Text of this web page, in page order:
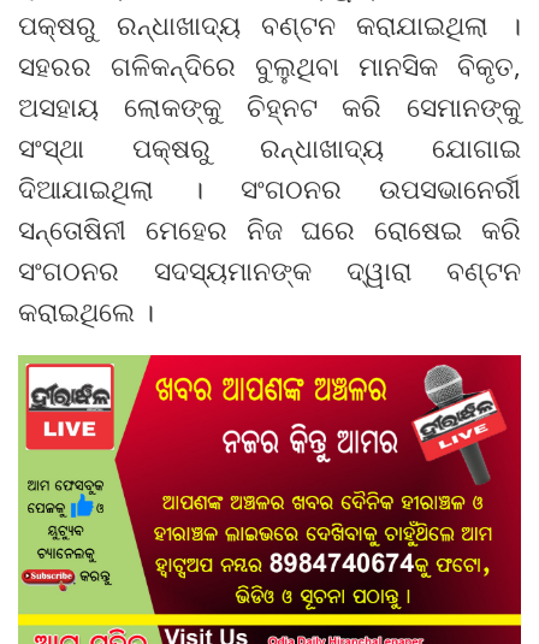
ପକ୍ଷରୁ ରନ୍ଧାଖାଦ୍ୟ ବଣ୍ଟନ କରାଯାଇଥିଲା ।
ସହରର ଗଳିକନ୍ଦିରେ ବୁଲୁଥିବା ମାନସିକ ବିକୃତ,
ଅସହାୟ ଲୋକଙ୍କୁ ଚିହ୍ନଟ କରି ସେମାନଙ୍କୁ
ସଂସ୍ଥା ପକ୍ଷରୁ ରନ୍ଧାଖାଦ୍ୟ ଯୋଗାଇ
ଦିଆଯାଇଥିଲା । ସଂଗଠନର ଉପସଭାନେର୍ରୀ
ସନ୍ତୋଷିନୀ ମେହେର ନିଜ ଘରେ ରୋଷେଇ କରି
ସଂଗଠନର ସଦସ୍ୟମାନଙ୍କ ଦ୍ୱାରା ବଣ୍ଟନ
କରାଇଥିଲେ ।